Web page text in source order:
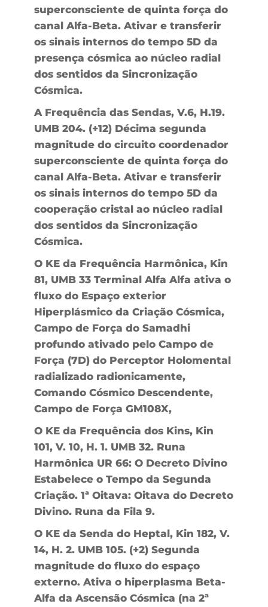
superconsciente de quinta força do
canal Alfa-Beta. Ativar e transferir
os sinais internos do tempo 5D da
presença cósmica ao núcleo radial
dos sentidos da Sincronização
Cósmica.
A Frequência das Sendas, V.6, H.19.
UMB 204. (+12) Décima segunda
magnitude do circuito coordenador
superconsciente de quinta força do
canal Alfa-Beta. Ativar e transferir
os sinais internos do tempo 5D da
cooperação cristal ao núcleo radial
dos sentidos da Sincronização
Cósmica.
O KE da Frequência Harmônica, Kin
81, UMB 33 Terminal Alfa Alfa ativa o
fluxo do Espaço exterior
Hiperplásmico da Criação Cósmica,
Campo de Força do Samadhi
profundo ativado pelo Campo de
Força (7D) do Perceptor Holomental
radializado radionicamente,
Comando Cósmico Descendente,
Campo de Força GM108X,
O KE da Frequência dos Kins, Kin
101, V. 10, H. 1. UMB 32. Runa
Harmônica UR 66: O Decreto Divino
Estabelece o Tempo da Segunda
Criação. 1ª Oitava: Oitava do Decreto
Divino. Runa da Fila 9.
O KE da Senda do Heptal, Kin 182, V.
14, H. 2. UMB 105. (+2) Segunda
magnitude do fluxo do espaço
externo. Ativa o hiperplasma Beta-
Alfa da Ascensão Cósmica (na 2ª